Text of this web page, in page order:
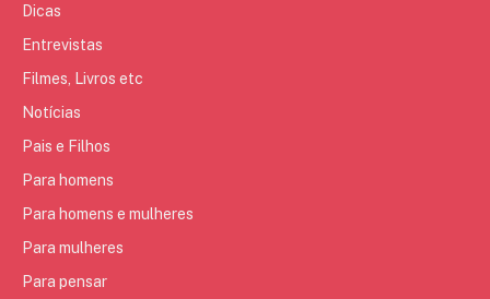
Dicas
Entrevistas
Filmes, Livros etc
Notícias
Pais e Filhos
Para homens
Para homens e mulheres
Para mulheres
Para pensar